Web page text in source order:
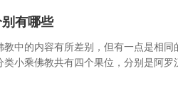
有哪些
中的内容有所差别，但有一点是相
小乘佛教共有四个果位，分别是阿罗